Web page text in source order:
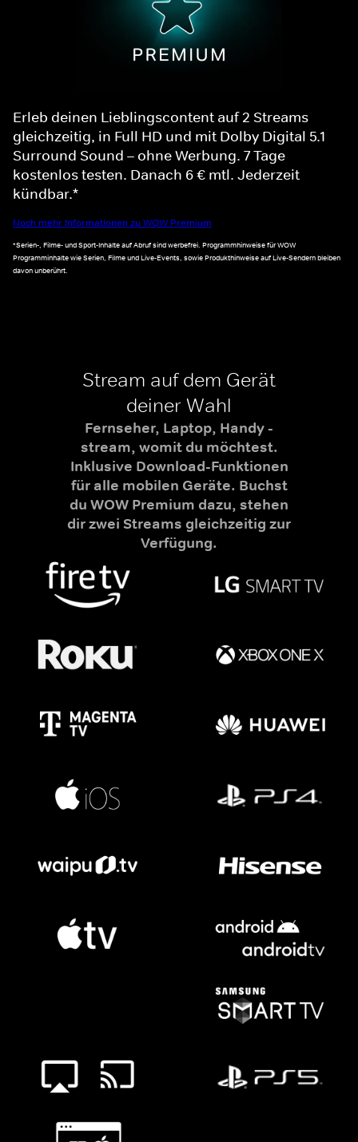
Erleb deinen Lieblingscontent auf 2 Streams
gleichzeitig, in Full HD und mit Dolby Digital 5.1
Surround Sound – ohne Werbung. 7 Tage
kostenlos testen. Danach 6 € mtl. Jederzeit
kündbar.*
Noch mehr Informationen zu WOW Premium
*Serien-, Filme- und Sport-Inhalte auf Abruf sind werbefrei. Programmhinweise für WOW
Programminhalte wie Serien, Filme und Live-Events, sowie Produkthinweise auf Live-Sendern bleiben
davon unberührt.
Stream auf dem Gerät
deiner Wahl
Fernseher, Laptop, Handy -
stream, womit du möchtest.
Inklusive Download-Funktionen
für alle mobilen Geräte. Buchst
du WOW Premium dazu, stehen
dir zwei Streams gleichzeitig zur
Verfügung.